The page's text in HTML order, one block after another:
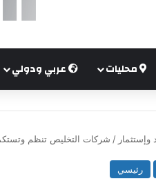
محليات عربي ودولي
وإستثمار / شركات التخليص تنظم وتستكمل إجراءات 310567
رئيسي